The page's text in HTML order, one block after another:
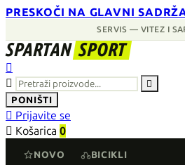
PRESKOČI NA GLAVNI
SERVIS — VITEZ I
SPARTAN SPORT



PONIŠTI
 Prijavite se
 Košarica 0
NOVO BICIKLI